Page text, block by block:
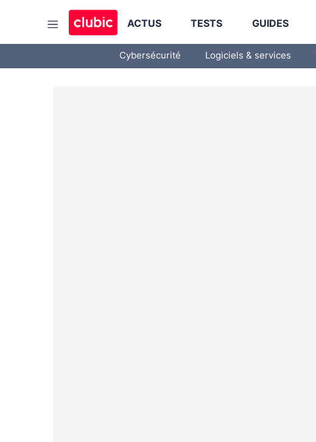
ACTUS TESTS GUIDES
Cybersécurité Logiciels & services